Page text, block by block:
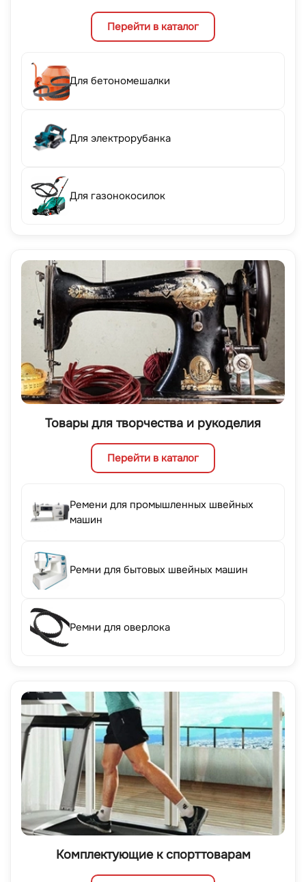
Перейти в каталог
Для бетономешалки
Для электрорубанка
Для газонокосилок
Товары для творчества и рукоделия
Перейти в каталог
Ремени для промышленных швейных
машин
Ремни для бытовых швейных машин
Ремни для оверлока
Комплектующие к спорттоварам